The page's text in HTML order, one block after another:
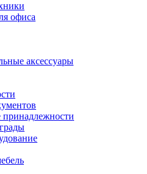
офиса
аксессуары